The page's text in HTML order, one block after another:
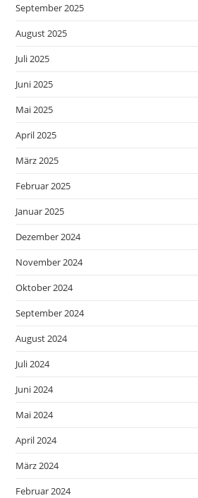
September 2025
August 2025
Juli 2025
Juni 2025
Mai 2025
April 2025
März 2025
Februar 2025
Januar 2025
Dezember 2024
November 2024
Oktober 2024
September 2024
August 2024
Juli 2024
Juni 2024
Mai 2024
April 2024
März 2024
Februar 2024